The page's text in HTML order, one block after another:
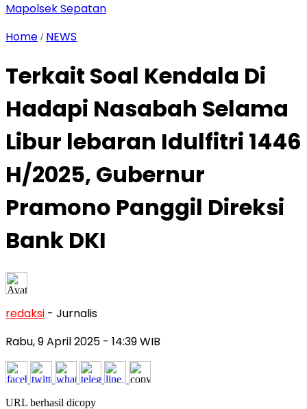
Mapolsek Sepatan
Home / NEWS
Terkait Soal Kendala Di
Hadapi Nasabah Selama
Libur lebaran Idulfitri 1446
H/2025, Gubernur
Pramono Panggil Direksi
Bank DKI
redaksi - Jurnalis
Rabu, 9 April 2025 - 14:39 WIB
URL berhasil dicopy